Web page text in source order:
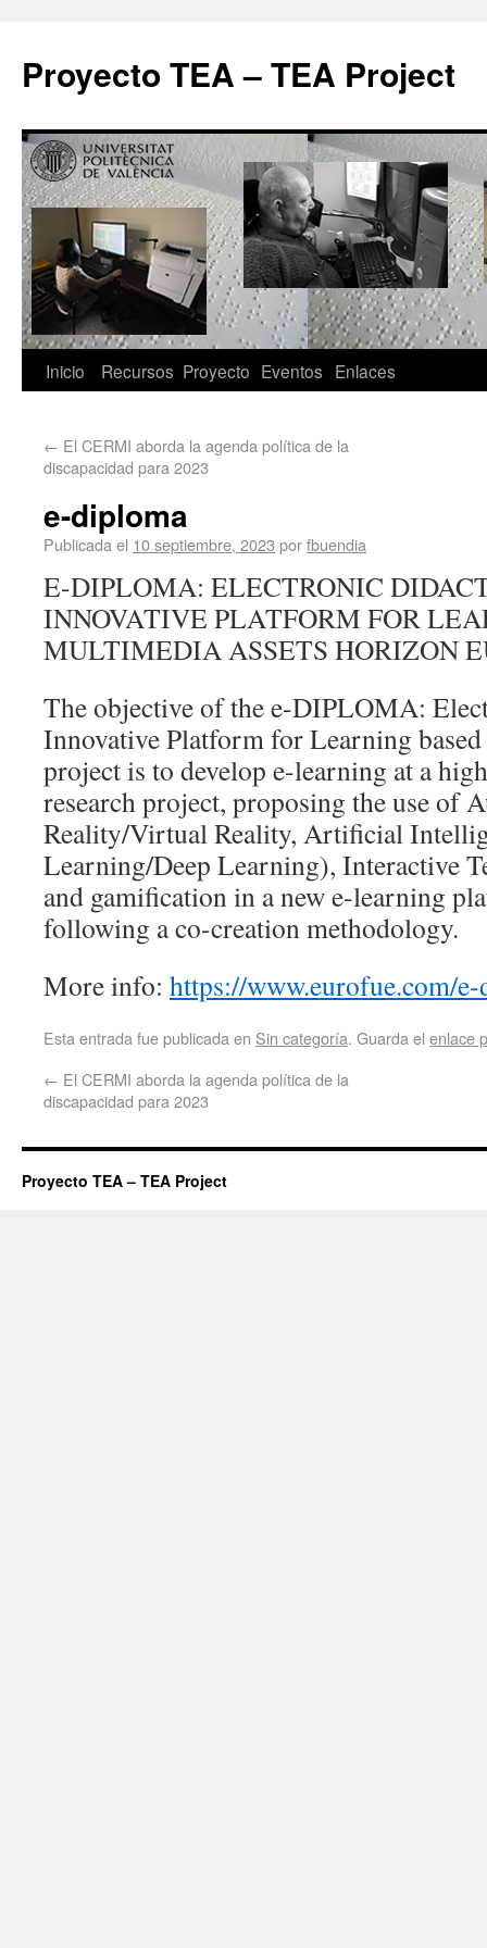
Proyecto TEA – TEA Project
Inicio Recursos Proyecto Eventos Enlaces
← El CERMI aborda la agenda política de la
discapacidad para 2023
e-diploma
Publicada el 10 septiembre, 2023 porfbuendia
E-DIPLOMA: ELECTRONIC
INNOVATIVE PLATFORM FOR
MULTIMEDIA ASSETS HORIZON
The objective of the e-DIPLOMA:
Innovative Platform for Learning
project is to develop e-learning at a
research project, proposing the use of
Reality/Virtual Reality, Artificial
Learning/Deep Learning), Interactive
and gamification in a new e-learning
following a co-creation methodology.
More info: https://www.eurofue.com/
Esta entrada fue publicada en Sin categoría. Guarda el enlace
← El CERMI aborda la agenda política de la
discapacidad para 2023
Proyecto TEA – TEA Project